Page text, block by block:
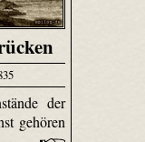
der
gehören